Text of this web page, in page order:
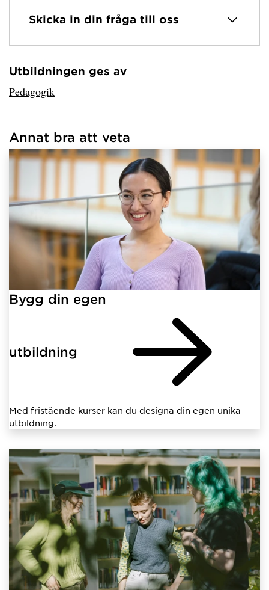
Skicka in din fråga till oss
Har hämtat avsändare.
Utbildningen ges av
Pedagogik
hämtat länkar.
Annat bra att veta
Bygg din egen
utbildning
Med fristående kurser kan du designa din egen unika
utbildning.